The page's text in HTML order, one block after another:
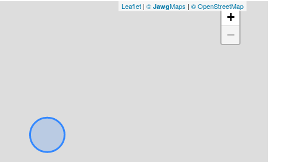
+
−
Leaflet| © JawgMaps | © OpenStreetMap